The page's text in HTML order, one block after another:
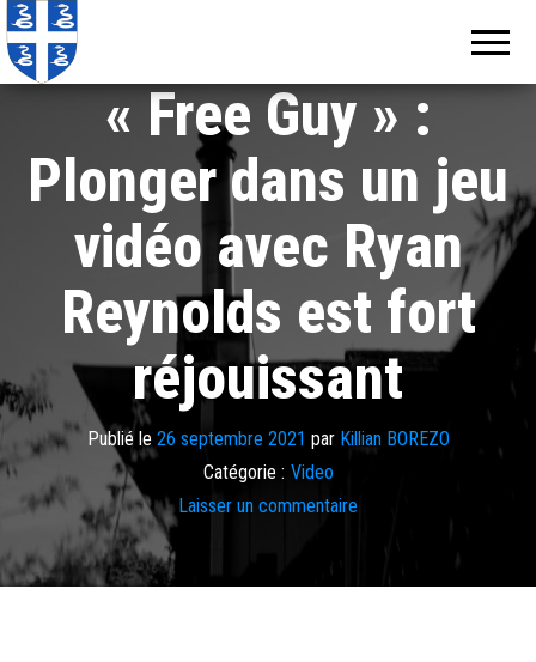
« Free Guy » :
Plonger dans un jeu
vidéo avec Ryan
Reynolds est fort
réjouissant
Publié le 26 septembre 2021 par Killian BOREZO
Catégorie : Video
Laisser un commentaire